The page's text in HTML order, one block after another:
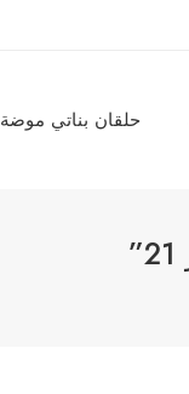
حلقان بناتي موضة